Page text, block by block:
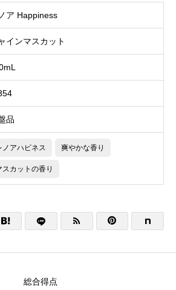
ア Happiness
インマスカット
品
ノアハピネス 爽やかな香り
スカットの香り
  
総合得点